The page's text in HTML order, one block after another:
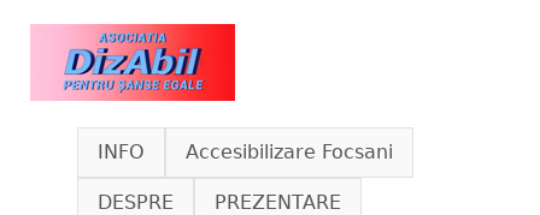
Skip to main content
www.dizabil.eu
INFO Accesibilizare Focsani
DESPRE PREZENTARE